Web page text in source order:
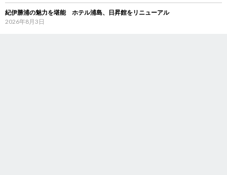
紀伊勝浦の魅力を堪能 ホテル浦島、日昇館をリニューアル
2026年8月3日